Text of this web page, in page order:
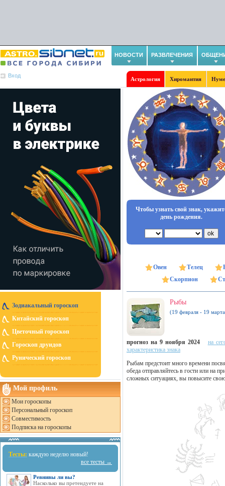
НОВОСТИ РАЗВЛЕЧЕНИЯ
Вход
Астрология Хиромантия
Зодиакальный гороскоп
Китайский гороскоп
Цветочный гороскоп
Гороскоп друидов
Рунический гороскоп
Мой профиль
Мои гороскопы
Персональный гороскоп
Совместимость
Подписка на гороскопы
Тесты: каждую неделю новый!
все тесты →
Ревнивы ли вы?
Насколько вы претендуете на
Чтобы узнать свой знак,
день рождения.
Овен Телец
Скорпион
Рыбы
(19 февраля - 19
прогноз на 9 ноября 2024
на
характеристика знака
Рыбам предстоит много времени
обеда отправляйтесь в гости или на
сложных ситуациях, вы повысите